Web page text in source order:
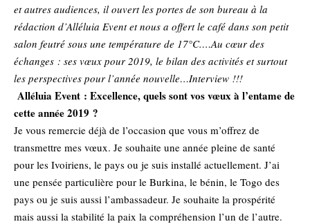
et autres audiences, il ouvert les portes de son bureau à la
rédaction d’Alléluia Event et nous a offert le café dans son petit
salon feutré sous une température de 17°C.…Au cœur des
échanges : ses vœux pour 2019, le bilan des activités et surtout
les perspectives pour l’année nouvelle…Interview !!!
Alléluia Event : Excellence, quels sont vos vœux à l’entame de
cette année 2019 ?
Je vous remercie déjà de l’occasion que vous m’offrez de
transmettre mes vœux. Je souhaite une année pleine de santé
pour les Ivoiriens, le pays ou je suis installé actuellement. J’ai
une pensée particulière pour le Burkina, le bénin, le Togo des
pays ou je suis aussi l’ambassadeur. Je souhaite la prospérité
mais aussi la stabilité la paix la compréhension l’un de l’autre.